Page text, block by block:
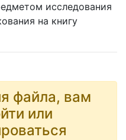
исследования
на книгу
файла, вам
или